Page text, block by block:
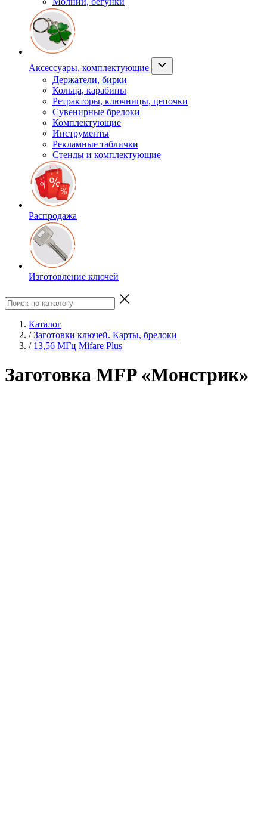
Аксессуары, комплектующие
Держатели, бирки
Кольца, карабины
Ретракторы, ключницы, цепочки
Сувенирные брелоки
Комплектующие
Инструменты
Рекламные таблички
Стенды и комплектующие
Распродажа
Изготовление ключей
Каталог
/ Заготовки ключей. Карты, брелоки
/ 13,56 МГц Mifare Plus
Заготовка MFP «Монстрик»